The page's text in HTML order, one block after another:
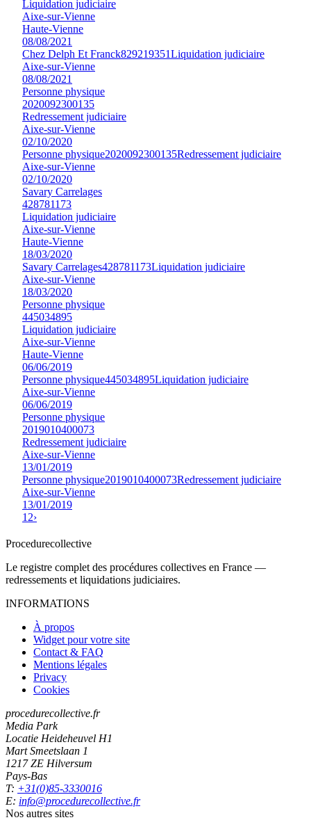
Liquidation judiciaire
Aixe-sur-Vienne
Haute-Vienne
08/08/2021
Chez Delph Et Franck829219351Liquidation judiciaire
Aixe-sur-Vienne
08/08/2021
Personne physique
2020092300135
Redressement judiciaire
Aixe-sur-Vienne
02/10/2020
Personne physique2020092300135Redressement judiciaire
Aixe-sur-Vienne
02/10/2020
Savary Carrelages
428781173
Liquidation judiciaire
Aixe-sur-Vienne
Haute-Vienne
18/03/2020
Savary Carrelages428781173Liquidation judiciaire
Aixe-sur-Vienne
18/03/2020
Personne physique
445034895
Liquidation judiciaire
Aixe-sur-Vienne
Haute-Vienne
06/06/2019
Personne physique445034895Liquidation judiciaire
Aixe-sur-Vienne
06/06/2019
Personne physique
2019010400073
Redressement judiciaire
Aixe-sur-Vienne
13/01/2019
Personne physique2019010400073Redressement judiciaire
Aixe-sur-Vienne
13/01/2019
1 2›
Procedurecollective
Le registre complet des procédures collectives en France —
redressements et liquidations judiciaires.
INFORMATIONS
À propos
Widget pour votre site
Contact & FAQ
Mentions légales
Privacy
Cookies
procedurecollective.fr
Media Park
Locatie Heideheuvel H1
Mart Smeetslaan 1
1217 ZE Hilversum
Pays-Bas
T: +31(0)85-3330016
E: info@procedurecollective.fr
Nos autres sites